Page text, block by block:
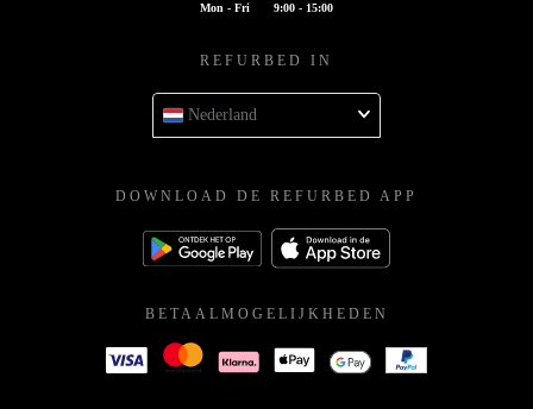
Mon - Fri 9:00 - 15:00
REFURBED IN
Nederland
DOWNLOAD DE REFURBED APP
BETAALMOGELIJKHEDEN